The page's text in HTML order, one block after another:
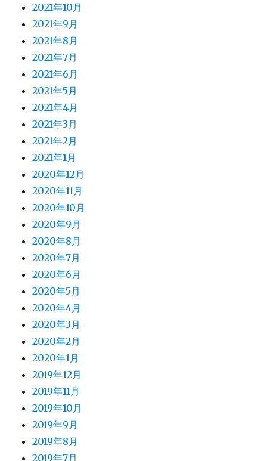
2021年10月
2021年9月
2021年8月
2021年7月
2021年6月
2021年5月
2021年4月
2021年3月
2021年2月
2021年1月
2020年12月
2020年11月
2020年10月
2020年9月
2020年8月
2020年7月
2020年6月
2020年5月
2020年4月
2020年3月
2020年2月
2020年1月
2019年12月
2019年11月
2019年10月
2019年9月
2019年8月
2019年7月